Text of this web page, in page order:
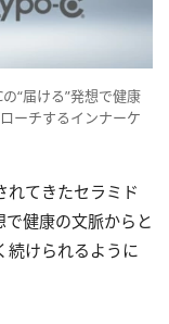
“届ける”発想で健康
ーチするインナーケ
れてきたセラミド
で健康の文脈からと
続けられるように